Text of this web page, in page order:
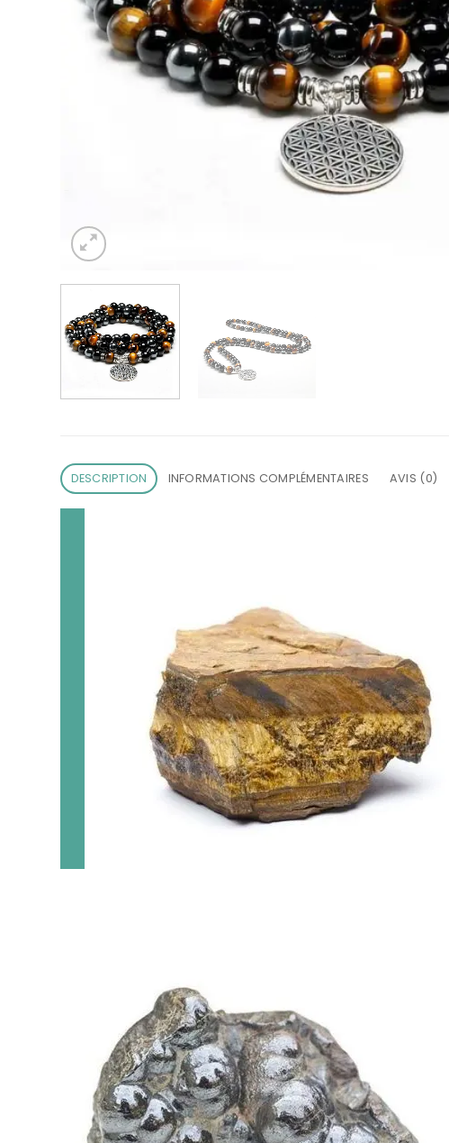
DESCRIPTION INFORMATIONS COMPLÉMENTAIRES AVIS (0)